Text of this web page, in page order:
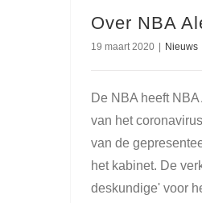
Over NBA
19 maart 2020 Nieuws
De NBA heeft
van het
van de
het kabinet. De
deskundige' voor